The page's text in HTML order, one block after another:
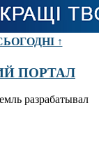
↑
ПОРТАЛ
разрабатывал